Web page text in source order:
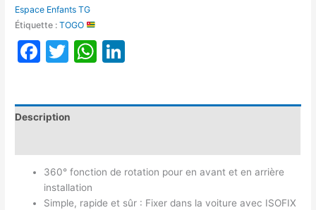
Espace Enfants TG
Étiquette :TOGO
Facebook
TwitterWhatsApp
Description
360° fonction de rotation pour en avant et en arrière
installation
Simple, rapide et sûr : Fixer dans la voiture avec ISOFIX